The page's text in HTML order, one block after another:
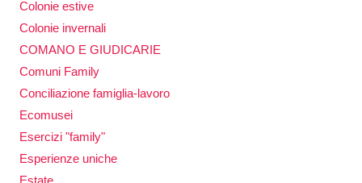
Colonie estive
Colonie invernali
COMANO E GIUDICARIE
Comuni Family
Conciliazione famiglia-lavoro
Ecomusei
Esercizi "family"
Esperienze uniche
Estate